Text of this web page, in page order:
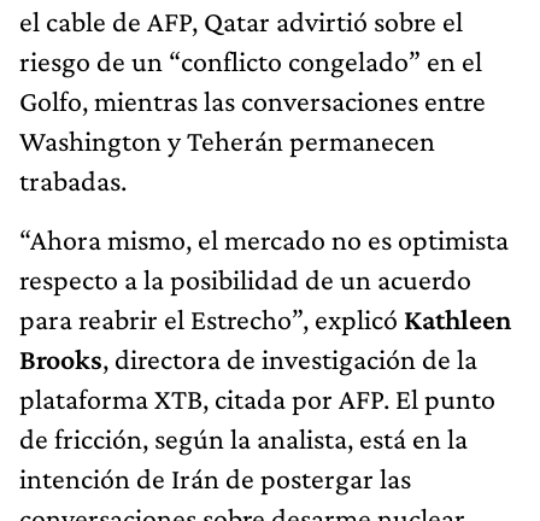
el cable de AFP, Qatar advirtió sobre el
riesgo de un “conflicto congelado” en el
Golfo, mientras las conversaciones entre
Washington y Teherán permanecen
trabadas.
“Ahora mismo, el mercado no es optimista
respecto a la posibilidad de un acuerdo
para reabrir el Estrecho”, explicó Kathleen
Brooks, directora de investigación de la
plataforma XTB, citada por AFP. El punto
de fricción, según la analista, está en la
intención de Irán de postergar las